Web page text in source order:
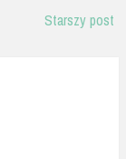
Starszy post